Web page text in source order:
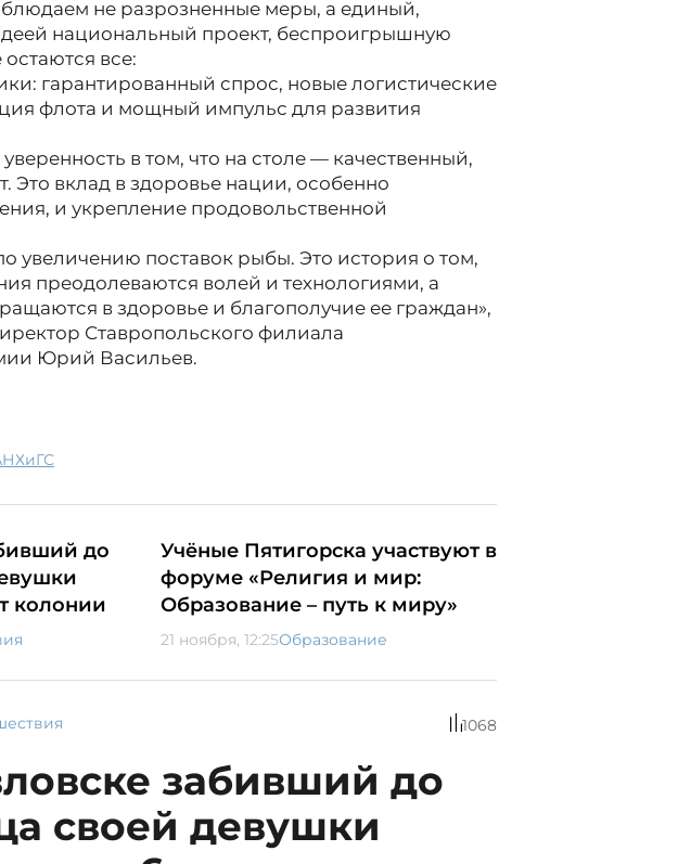
не разрозненные меры, а единый,
национальный проект, беспроигрышную
все:
гарантированный спрос, новые логистические
флота и мощный импульс для развития
в том, что на столе — качественный,
Это вклад в здоровье нации, особенно
и укрепление продовольственной
увеличению поставок рыбы. Это история о том,
преодолеваются волей и технологиями, а
в здоровье и благополучие ее граждан»,
Ставропольского филиала
Юрий Васильев.
до
колонии
Учёные Пятигорска участвуют в
форуме «Религия и мир:
Образование – путь к миру»
21 ноября, 12:25Образование
1068
забивший до
своей девушки